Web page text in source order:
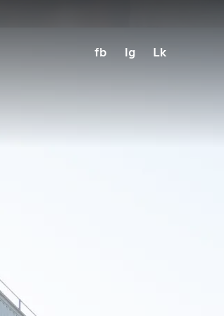
fb Ig Lk